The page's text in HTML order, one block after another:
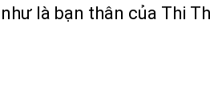
là bạn thân của Thi